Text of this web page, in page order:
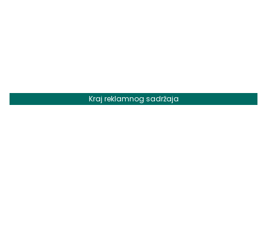
Kraj reklamnog sadržaja